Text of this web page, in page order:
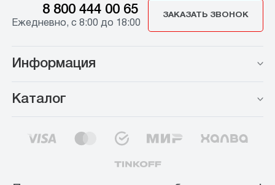
8 800 444 00 65
Ежедневно, с 8:00 до 18:00
ЗАКАЗАТЬ ЗВОНОК
Информация
Каталог